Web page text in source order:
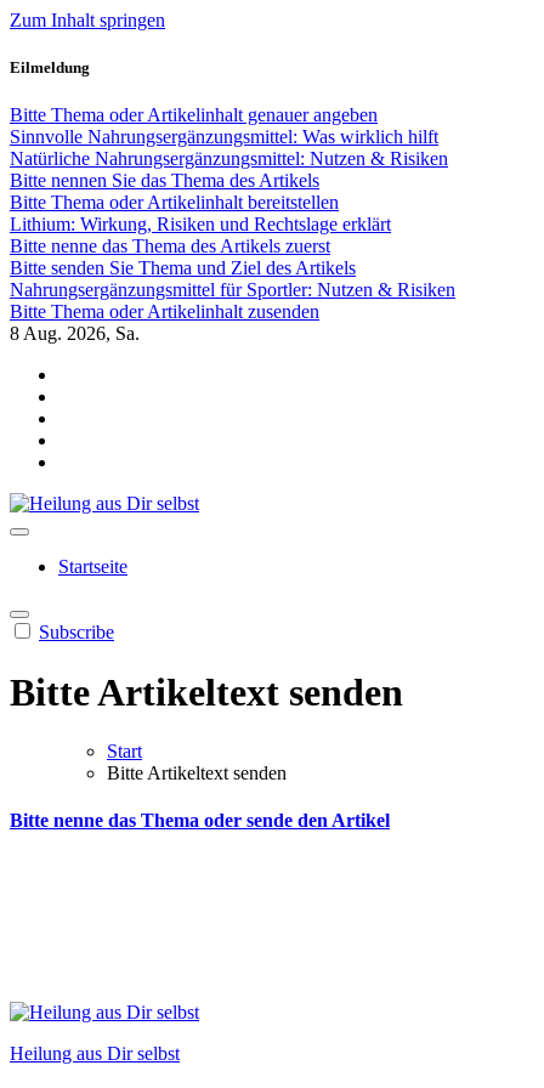
Zum Inhalt springen
Eilmeldung
Bitte Thema oder Artikelinhalt genauer angeben
Sinnvolle Nahrungsergänzungsmittel: Was wirklich hilft
Natürliche Nahrungsergänzungsmittel: Nutzen & Risiken
Bitte nennen Sie das Thema des Artikels
Bitte Thema oder Artikelinhalt bereitstellen
Lithium: Wirkung, Risiken und Rechtslage erklärt
Bitte nenne das Thema des Artikels zuerst
Bitte senden Sie Thema und Ziel des Artikels
Nahrungsergänzungsmittel für Sportler: Nutzen & Risiken
Bitte Thema oder Artikelinhalt zusenden
8 Aug. 2026, Sa.
Startseite
Subscribe
Bitte Artikeltext senden
Start
Bitte Artikeltext senden
Bitte nenne das Thema oder sende den Artikel
Heilung aus Dir selbst